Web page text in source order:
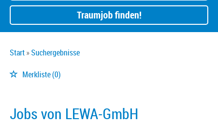
Traumjob finden!
Start Suchergebnisse
Merkliste(0)
Jobs von LEWA-GmbH